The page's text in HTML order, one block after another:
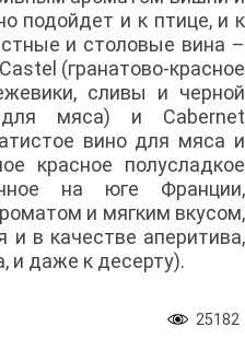
подойдет и к птице, и к
и столовые вина –
(гранатово-красное
сливы и черной
мяса) и Cabernet
вино для мяса и
красное полусладкое
на юге Франции,
и мягким вкусом,
и в качестве аперитива,
и даже к десерту).
25182